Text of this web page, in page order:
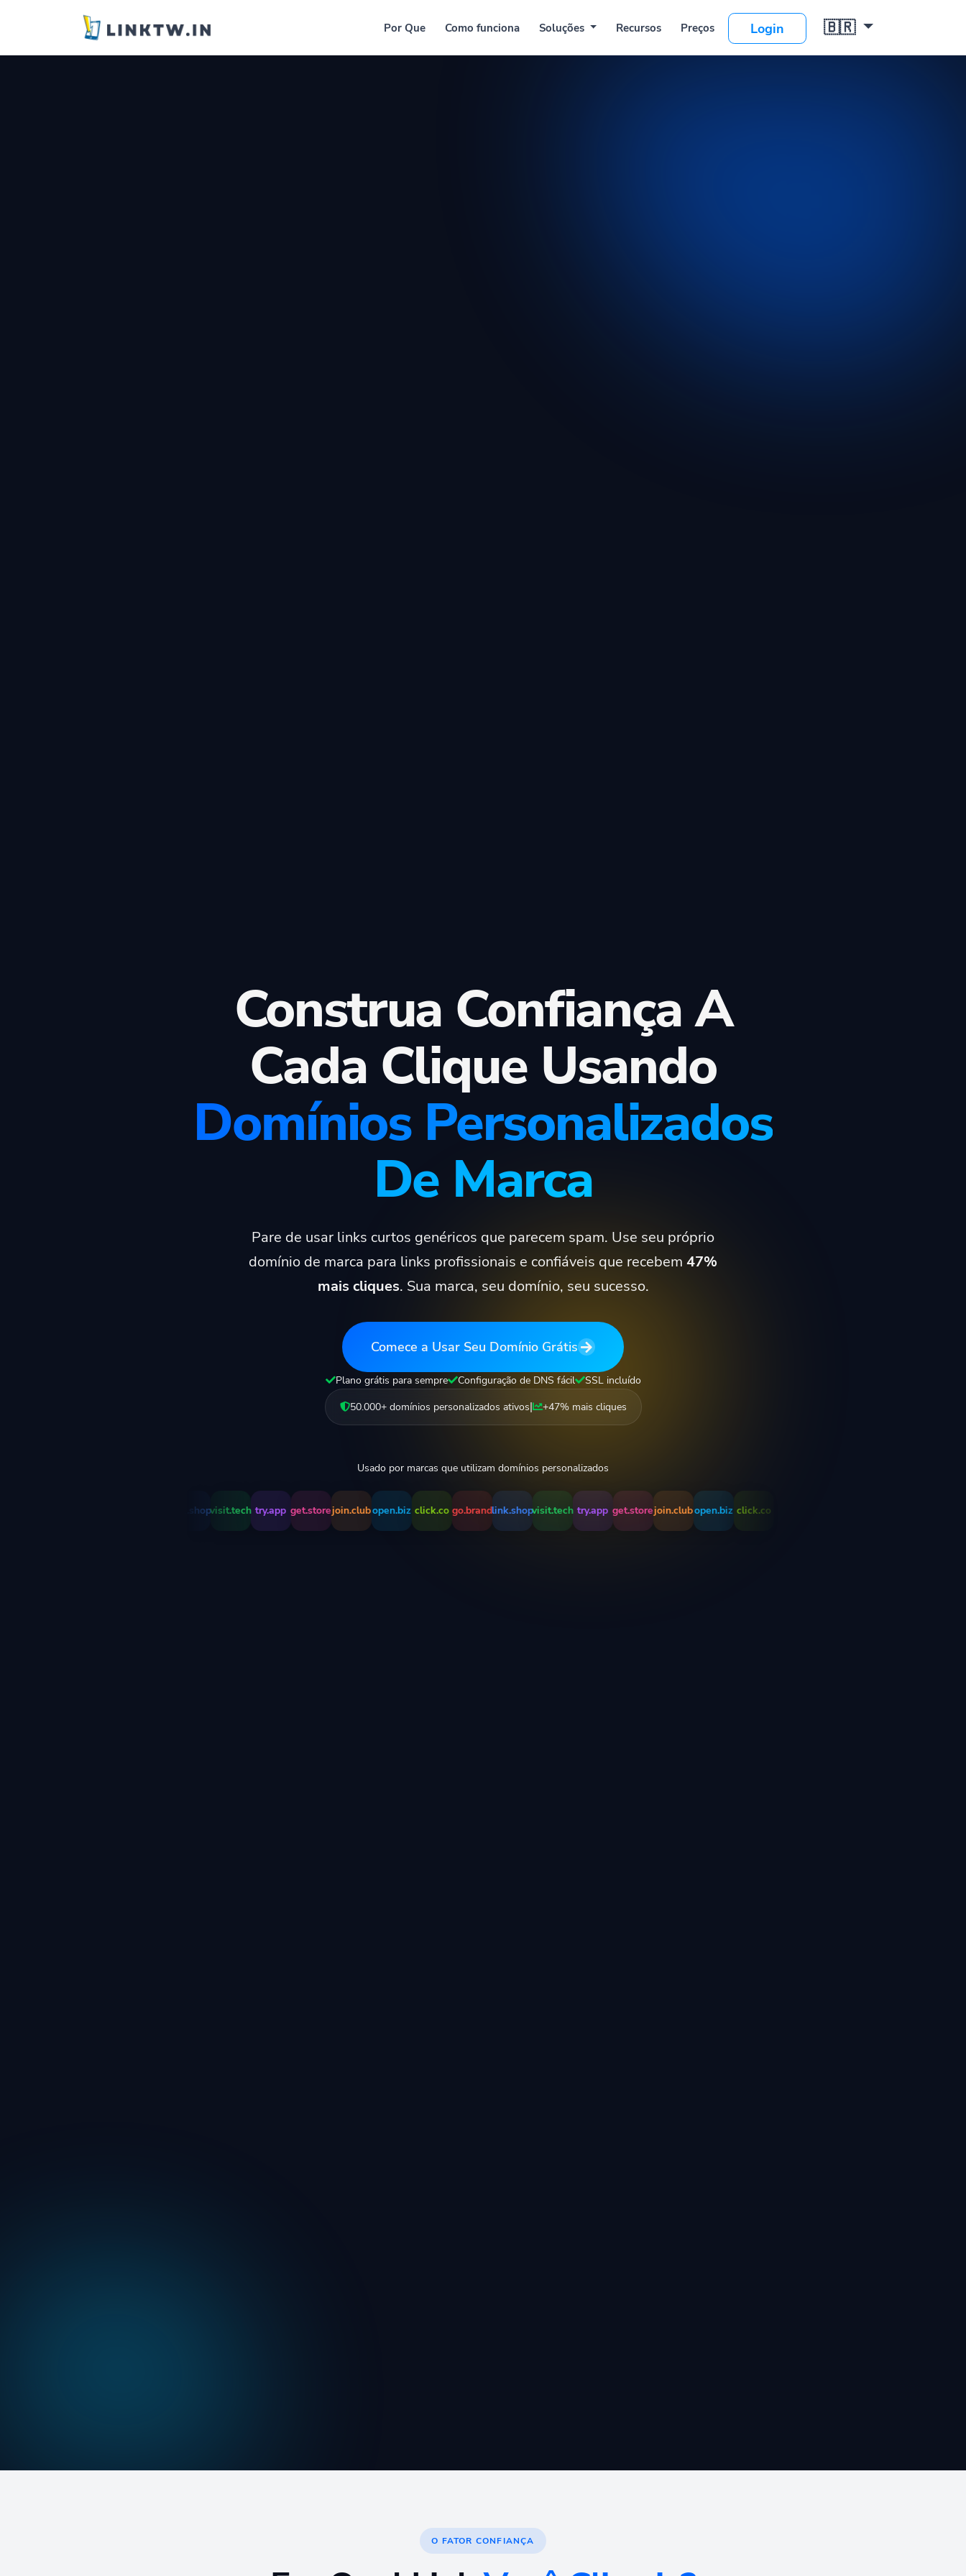
Por Que Como funciona Soluções Recursos Preços Login 🇧🇷
Construa Confiança A
Cada Clique Usando
Domínios Personalizados
De Marca
Pare de usar links curtos genéricos que parecem spam. Use seu próprio
domínio de marca para links profissionais e confiáveis que recebem 47%
mais cliques. Sua marca, seu domínio, seu sucesso.
Comece a Usar Seu Domínio Grátis
Plano grátis para sempre Configuração de DNS fácil
SSL incluído
50.000+ domínios personalizados ativos| +47% mais cliques
Usado por marcas que utilizam domínios personalizados
link.shopvisit.tech try.app get.storejoin.clubopen.biz click.co go.brandlink.shopvisit.tech try.app get.storejoin.clubopen.biz click.co
O FATOR CONFIANÇA